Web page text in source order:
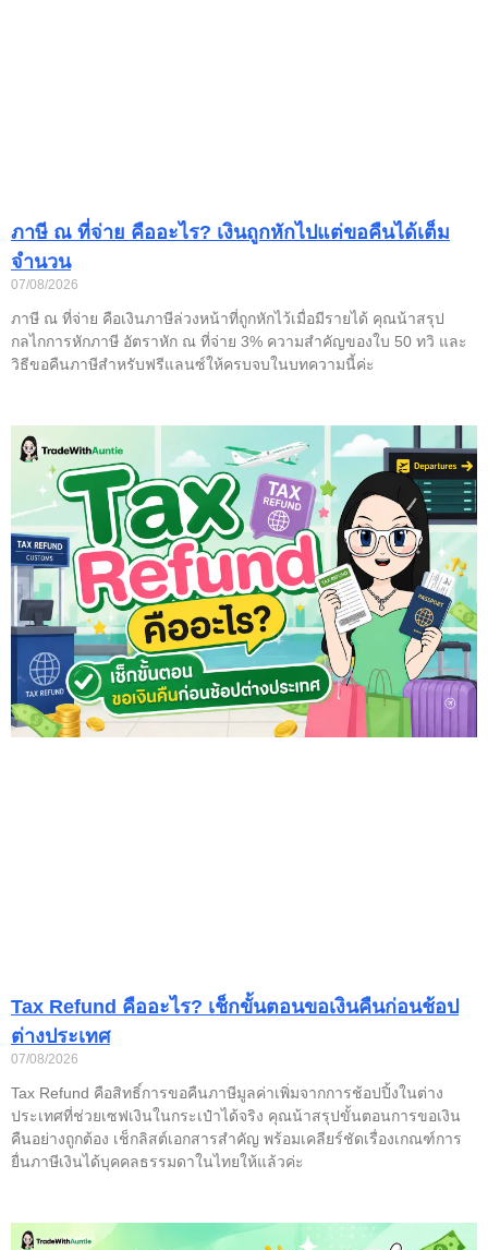
ภาษี ณ ที่จ่าย คืออะไร? เงินถูกหักไปแต่ขอคืนได้เต็ม
จำนวน
07/08/2026
ภาษี ณ ที่จ่าย คือเงินภาษีล่วงหน้าที่ถูกหักไว้เมื่อมีรายได้ คุณน้าสรุป
กลไกการหักภาษี อัตราหัก ณ ที่จ่าย 3% ความสำคัญของใบ 50 ทวิ และ
วิธีขอคืนภาษีสำหรับฟรีแลนซ์ให้ครบจบในบทความนี้ค่ะ
Tax Refund คืออะไร? เช็กขั้นตอนขอเงินคืนก่อนช้อป
ต่างประเทศ
07/08/2026
Tax Refund คือสิทธิ์การขอคืนภาษีมูลค่าเพิ่มจากการช้อปปิ้งในต่าง
ประเทศที่ช่วยเซฟเงินในกระเป๋าได้จริง คุณน้าสรุปขั้นตอนการขอเงิน
คืนอย่างถูกต้อง เช็กลิสต์เอกสารสำคัญ พร้อมเคลียร์ชัดเรื่องเกณฑ์การ
ยื่นภาษีเงินได้บุคคลธรรมดาในไทยให้แล้วค่ะ